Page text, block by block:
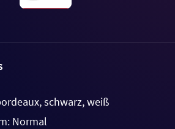
schwarz, weiß
Normal